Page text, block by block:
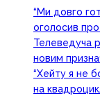
“Ми довго
оголосив
Телеведуча
новим
“Хейту я не
на